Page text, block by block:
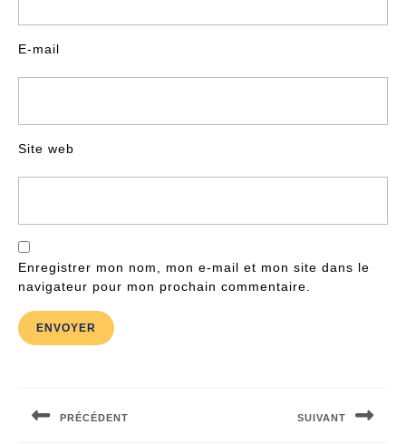
E-mail
Site web
Enregistrer mon nom, mon e-mail et mon site dans le
navigateur pour mon prochain commentaire.
l’articlePRÉCÉDENT SUIVANT